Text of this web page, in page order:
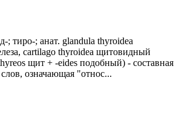
; тиро-; анат. glandula thyroidea
cartilago thyroidea щитовидный
щит + -eides подобный) - составная
означающая "относ...